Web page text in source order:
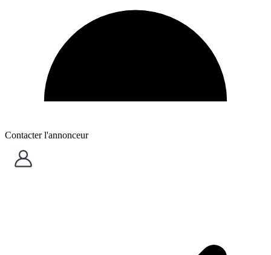
Contacter l'annonceur